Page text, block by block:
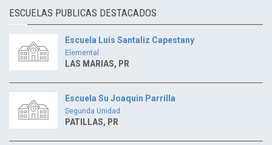
ESCUELAS PUBLICAS DESTACADOS
Escuela Luis Santaliz Capestany
Elemental
LAS MARIAS, PR
Escuela Su Joaquin Parrilla
Segunda Unidad
PATILLAS, PR